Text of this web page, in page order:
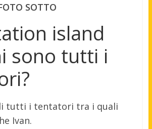
SOTTO
island
sono tutti i
tutti i tentatori tra i quali
Ivan.